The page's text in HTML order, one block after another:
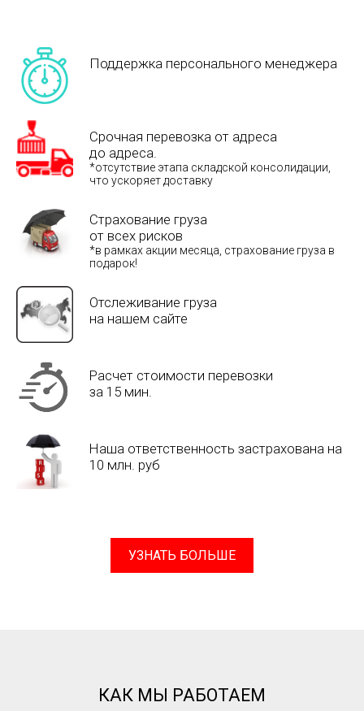
Поддержка персонального менеджера
Срочная перевозка от адреса
до адреса.
*отсутствие этапа складской консолидации,
что ускоряет доставку
Страхование груза
от всех рисков
*в рамках акции месяца, страхование груза в
подарок!
Отслеживание груза
на нашем сайте
Расчет стоимости перевозки
за 15 мин.
Наша ответственность застрахована на
10 млн. руб
УЗНАТЬ БОЛЬШЕ
КАК МЫ РАБОТАЕМ